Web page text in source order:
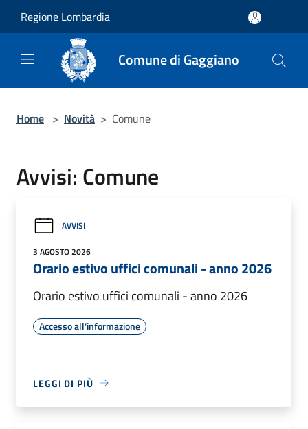
Regione Lombardia
Comune di Gaggiano
Home > Novità > Comune
Avvisi: Comune
AVVISI
3 AGOSTO 2026
Orario estivo uffici comunali - anno 2026
Orario estivo uffici comunali - anno 2026
Accesso all'informazione
LEGGI DI PIÙ